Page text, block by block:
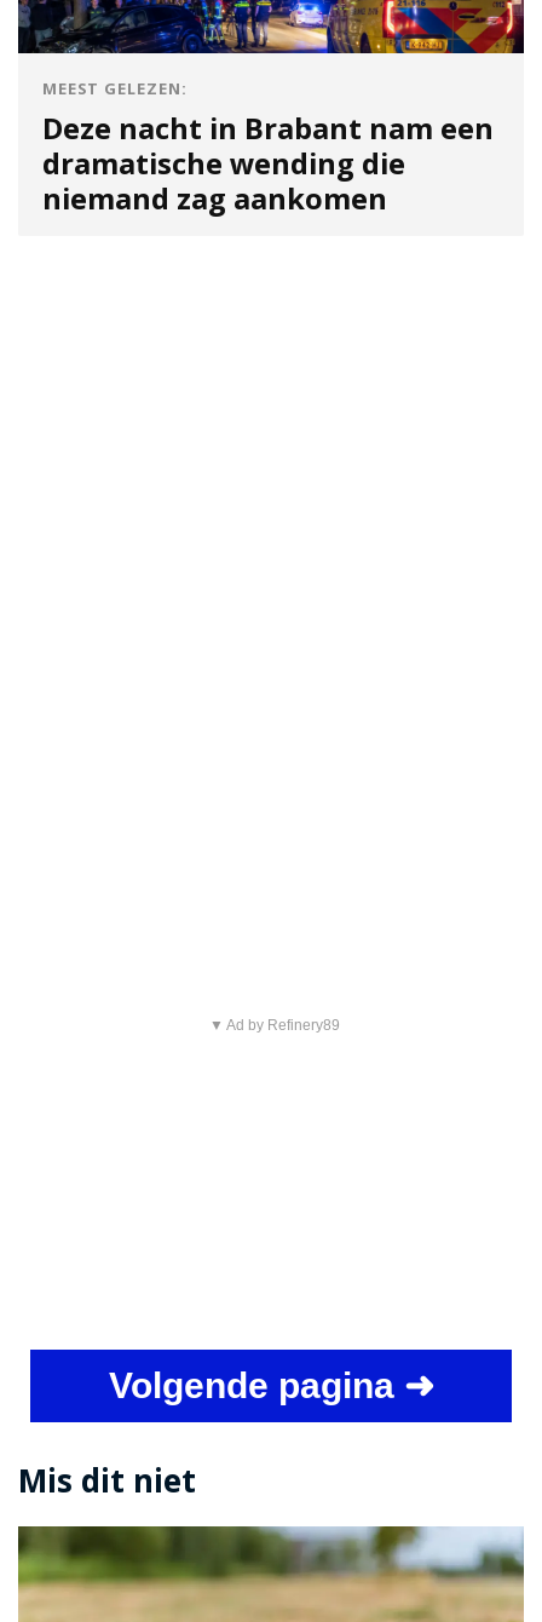
MEEST GELEZEN:
Deze nacht in Brabant nam een
dramatische wending die
niemand zag aankomen
▼ Ad by Refinery89
Volgende pagina ➜
Mis dit niet